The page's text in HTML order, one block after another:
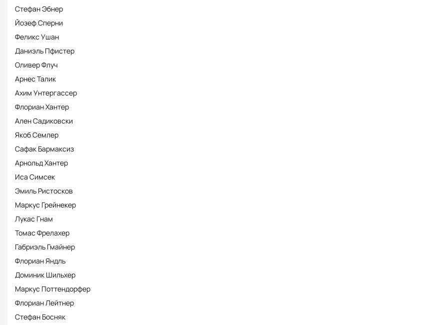
Стефан Эбнер
Йозеф Сперни
Феликс Ушан
Даниэль Пфистер
Оливер Флуч
Арнес Талик
Ахим Унтергассер
Флориан Хантер
Ален Садиковски
Якоб Семлер
Сафак Бармаксиз
Арнольд Хантер
Иса Симсек
Эмиль Ристосков
Маркус Грейнекер
Лукас Гнам
Томас Фрелахер
Габриэль Гмайнер
Флориан Яндль
Доминик Шильхер
Маркус Поттендорфер
Флориан Лейтнер
Стефан Босняк